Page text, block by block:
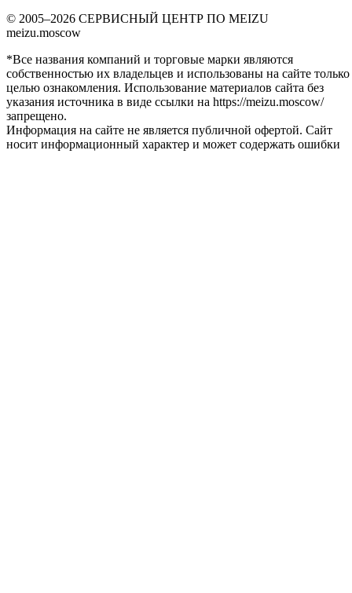
© 2005–2026 СЕРВИСНЫЙ ЦЕНТР ПО MEIZU
meizu.moscow
*Все названия компаний и торговые марки являются
собственностью их владельцев и использованы на сайте только
целью ознакомления. Использование материалов сайта без
указания источника в виде ссылки на https://meizu.moscow/
запрещено.
Информация на сайте не является публичной офертой. Сайт
носит информационный характер и может содержать ошибки